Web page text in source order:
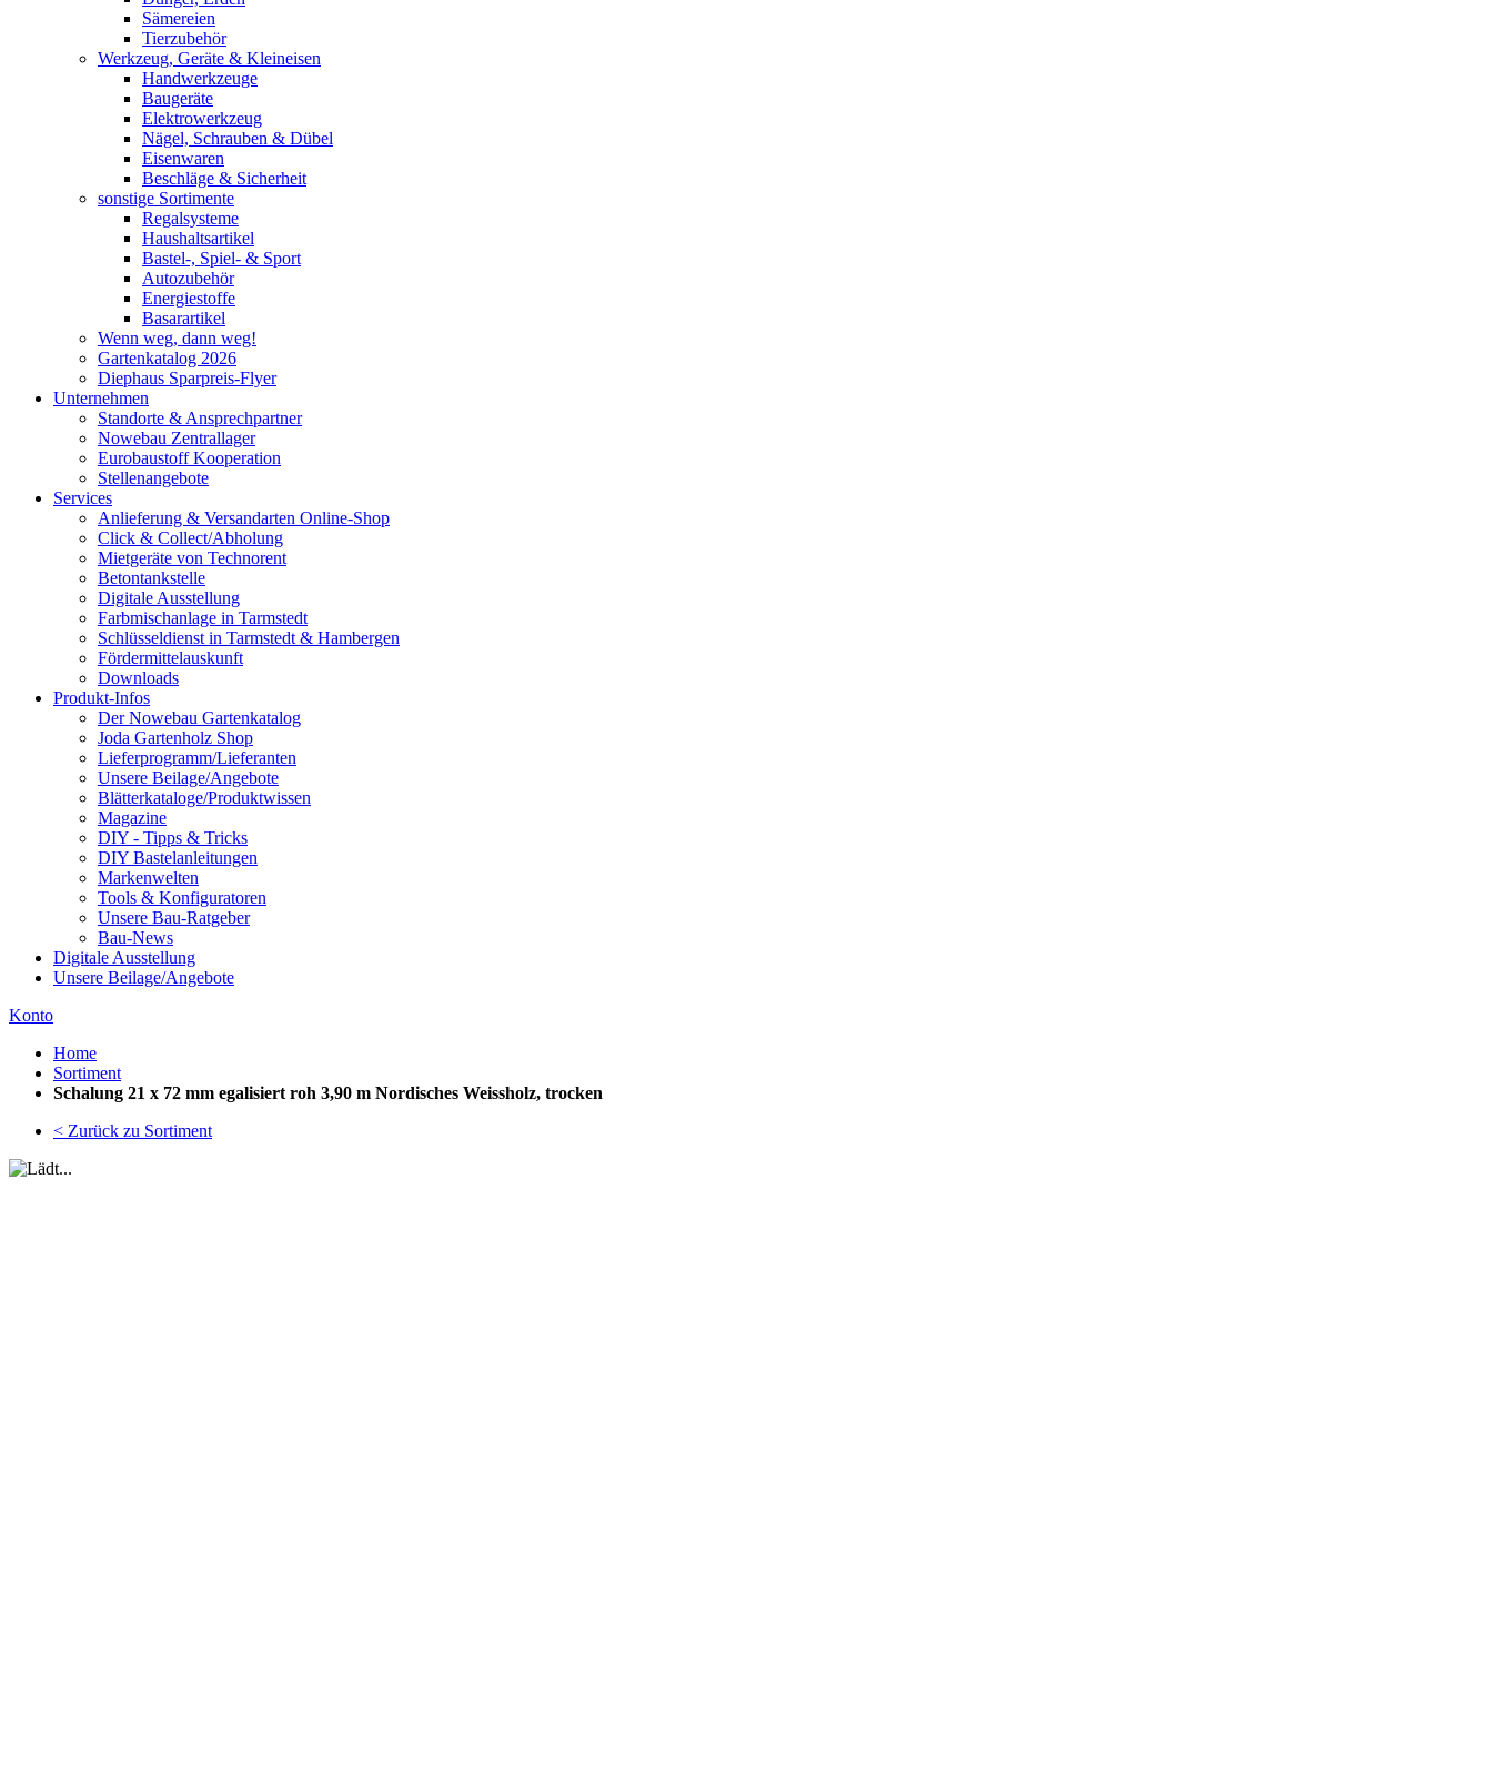
Sämereien
Tierzubehör
Werkzeug, Geräte & Kleineisen
Handwerkzeuge
Baugeräte
Elektrowerkzeug
Nägel, Schrauben & Dübel
Eisenwaren
Beschläge & Sicherheit
sonstige Sortimente
Regalsysteme
Haushaltsartikel
Bastel-, Spiel- & Sport
Autozubehör
Energiestoffe
Basarartikel
Wenn weg, dann weg!
Gartenkatalog 2026
Diephaus Sparpreis-Flyer
Unternehmen
Standorte & Ansprechpartner
Nowebau Zentrallager
Eurobaustoff Kooperation
Stellenangebote
Services
Anlieferung & Versandarten Online-Shop
Click & Collect/Abholung
Mietgeräte von Technorent
Betontankstelle
Digitale Ausstellung
Farbmischanlage in Tarmstedt
Schlüsseldienst in Tarmstedt & Hambergen
Fördermittelauskunft
Downloads
Produkt-Infos
Der Nowebau Gartenkatalog
Joda Gartenholz Shop
Lieferprogramm/Lieferanten
Unsere Beilage/Angebote
Blätterkataloge/Produktwissen
Magazine
DIY - Tipps & Tricks
DIY Bastelanleitungen
Markenwelten
Tools & Konfiguratoren
Unsere Bau-Ratgeber
Bau-News
Digitale Ausstellung
Unsere Beilage/Angebote
Konto
Home
Sortiment
Schalung 21 x 72 mm egalisiert roh 3,90 m Nordisches Weissholz, trocken
< Zurück zu Sortiment